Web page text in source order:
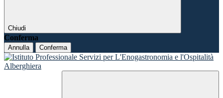
Chiudi
Conferma
Annulla Conferma